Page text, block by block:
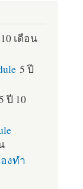
เดือน
5 ปี
ปี 10
งทำ